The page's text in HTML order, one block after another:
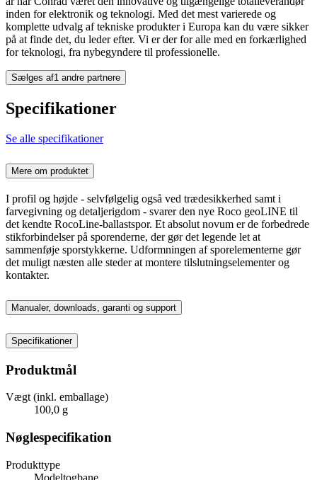
inden for elektronik og teknologi. Med det mest varierede og
komplette udvalg af tekniske produkter i Europa kan du være sikker
på at finde det, du leder efter. Vi er der for alle med en forkærlighed
for teknologi, fra nybegyndere til professionelle.
Sælges af1 andre partnere
Specifikationer
Se alle specifikationer
Mere om produktet
I profil og højde - selvfølgelig også ved trædesikkerhed samt i
farvegivning og detaljerigdom - svarer den nye Roco geoLINE til
det kendte RocoLine-ballastspor. Et absolut novum er de forbedrede
stikforbindelser på sporenderne, der gør det legende let at
sammenføje sporstykkerne. Udformningen af sporelementerne gør
det muligt næsten alle steder at montere tilslutningselementer og
kontakter.
Manualer, downloads, garanti og support
Specifikationer
Produktmål
Vægt (inkl. emballage)
100,0 g
Nøglespecifikation
Produkttype
Modeltogbane